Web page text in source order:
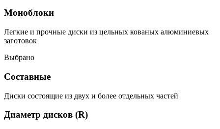
Моноблоки
Легкие и прочные диски из цельных кованых алюминиевых
заготовок
Выбрано
Составные
Диски состоящие из двух и более отдельных частей
Диаметр дисков (R)